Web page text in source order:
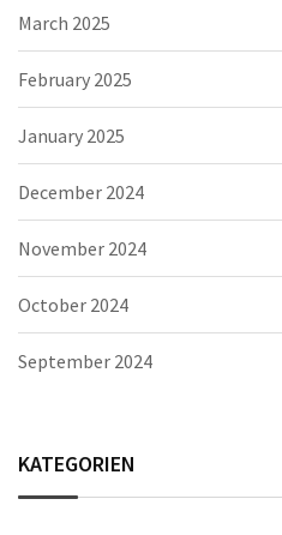
March 2025
February 2025
January 2025
December 2024
November 2024
October 2024
September 2024
KATEGORIEN